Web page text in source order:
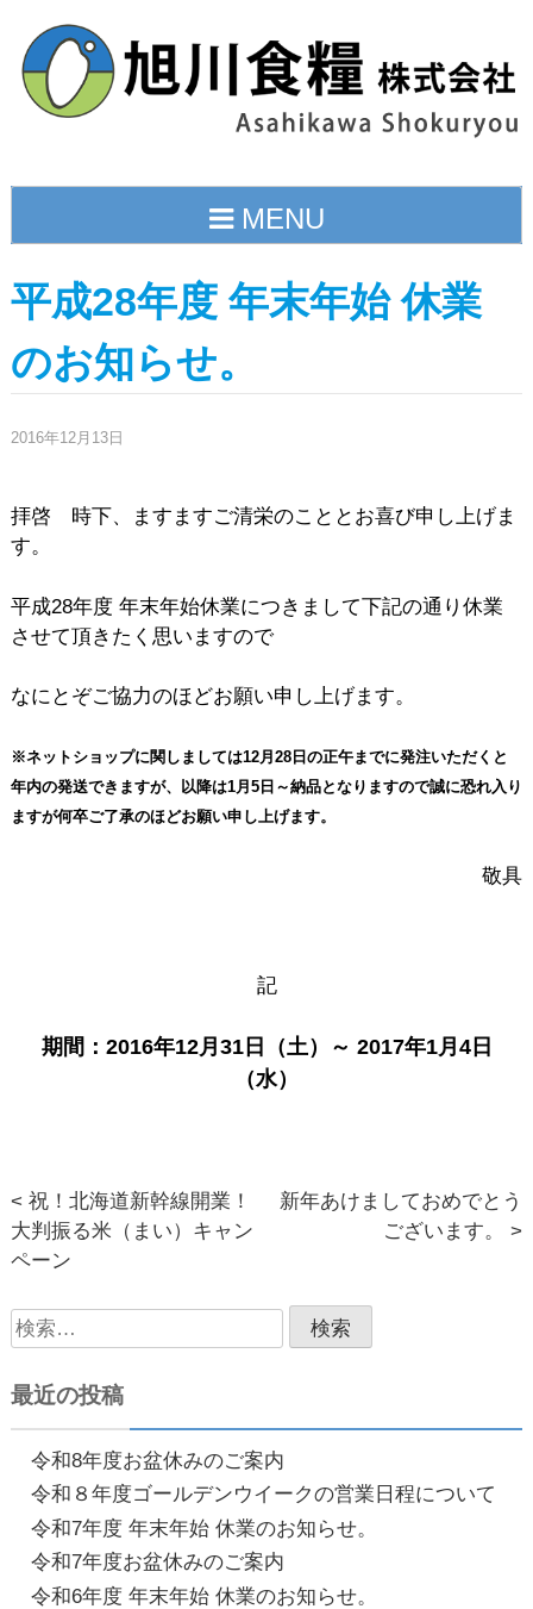
content
MENU
平成28年度 年末年始 休業
のお知らせ。
2016年12月13日
拝啓 時下、ますますご清栄のこととお喜び申し上げま
す。
平成28年度 年末年始休業につきまして下記の通り休業
させて頂きたく思いますので
なにとぞご協力のほどお願い申し上げます。
※ネットショップに関しましては12月28日の正午までに発注いただくと
年内の発送できますが、以降は1月5日～納品となりますので誠に恐れ入り
ますが何卒ご了承のほどお願い申し上げます。
敬具
記
期間：2016年12月31日（土）～ 2017年1月4日
（水）
投
稿
ビ
ゲ
ー
シ
ョ
ン
< 祝！北海道新幹線開業！
大判振る米（まい）キャン
ペーン
新年あけましておめでとう
ございます。 >
検
索:
最近の投稿
令和8年度お盆休みのご案内
令和８年度ゴールデンウイークの営業日程について
令和7年度 年末年始 休業のお知らせ。
令和7年度お盆休みのご案内
令和6年度 年末年始 休業のお知らせ。